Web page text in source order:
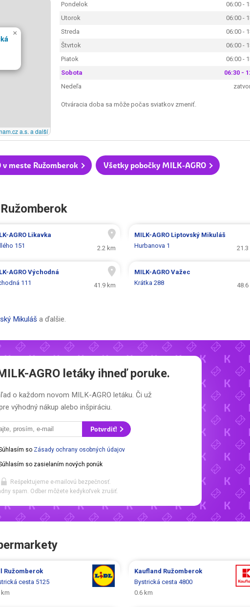
×
a.s. a další
Pondelok
06:00 -
Utorok
06:00 -
Streda
06:00 -
Štvrtok
06:00 -
Piatok
06:00 -
Sobota
06:30 -
Nedeľa
Otváracia doba sa môže počas sviatkov zmeniť.
meste Ružomberok Všetky pobočky MILK-AGRO
AGRO Likavka
151
2.2 km
MILK-AGRO Liptovský Mikuláš
Hurbanova 1
21.3
AGRO Východná
111
41.9 km
MILK-AGRO Važec
Krátka 288
Mikuláš a ďalšie.
AGRO letákyihneď poruke.
o každom novom MILK-AGRO letáku. Či už
výhodný nákup alebo inšpiráciu.
Potvrdiť!
so Zásady ochrany osobných údajov
so zasielaním nových ponúk
Rešpektujeme e-mailovú bezpečnosť.
spam. Odber môžete kedykoľvek zrušiť.
Ružomberok
cesta 5125
km
Kaufland Ružomberok
Bystrická cesta 4800
0.6 km